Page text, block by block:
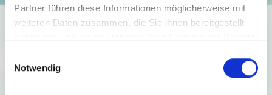
Partner führen diese Informationen möglicherweise mit
weiteren Daten zusammen, die Sie ihnen bereitgestellt
Notwendig
Ich bin damit einverstanden, dass mir Karten von Google
angezeigt werden. Es gelten die
(https://policies.google.com/privacy